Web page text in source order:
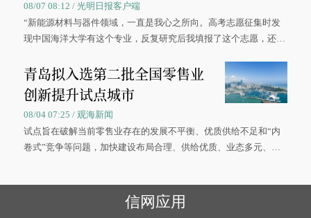
08/07 08:12 / 光明日报客户端
“新能源材料与器件领域，一直是我心之所向。高考志愿征集时发
现中国海洋大学有这个专业，反复研究后我填报了这个志愿，还真
大学材料科学与工程学院材料类专业的录取通知书。
青岛拟入选第二批全国零售业
创新提升试点城市
08/04 07:25 / 观海新闻
试点旨在破解当前零售业存在的发展不平衡、优质供给不足和“内
卷式”竞争等问题，加快建设布局合理、供给优质、业态多元、智
信网应用